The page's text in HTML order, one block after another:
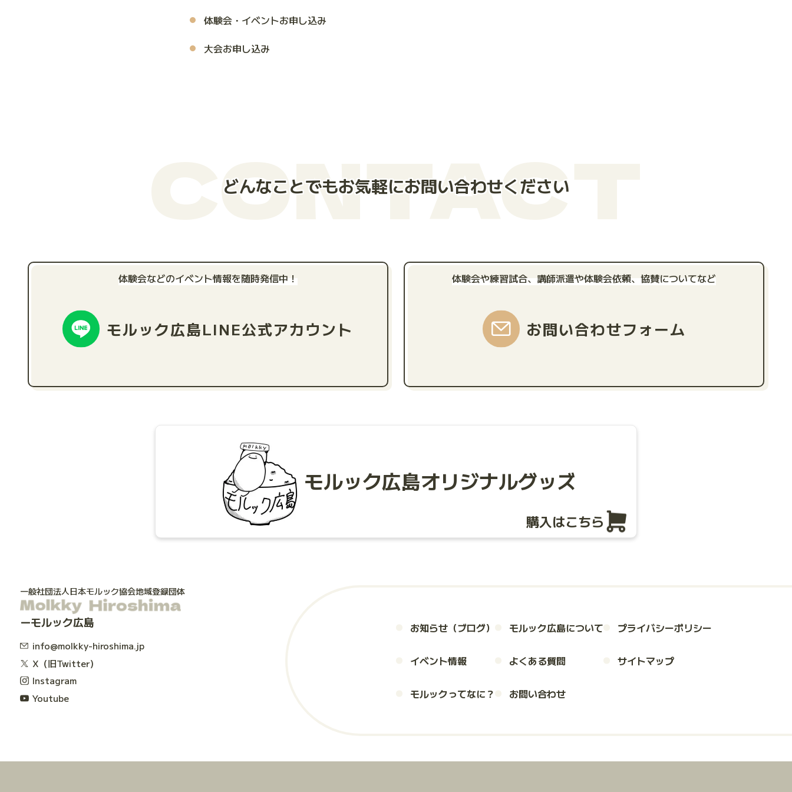
体験会・イベントお申し込み
大会お申し込み
CONTACT
どんなことでもお気軽にお問い合わせください
体験会などのイベント情報を随時発信中！
モルック広島LINE公式アカウント
体験会や練習試合、講師派遣や体験会依頼、協賛についてなど
お問い合わせフォーム
モルック広島オリジナルグッズ
購入はこちら
一般社団法人日本モルック協会地域登録団体
モルック広島
info@molkky-hiroshima.jp
X（旧Twitter）
Instagram
Youtube
お知らせ（ブログ）
イベント情報
モルックってなに？
モルック広島について
よくある質問
お問い合わせ
プライバシーポリシー
サイトマップ